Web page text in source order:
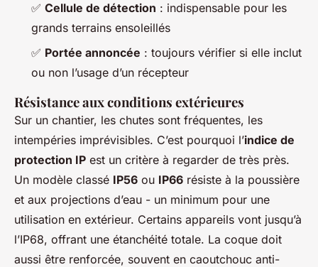
✅ Cellule de détection : indispensable pour les
grands terrains ensoleillés
✅ Portée annoncée : toujours vérifier si elle inclut
ou non l’usage d’un récepteur
Résistance aux conditions extérieures
Sur un chantier, les chutes sont fréquentes, les
intempéries imprévisibles. C’est pourquoi l’indice de
protection IP est un critère à regarder de très près.
Un modèle classé IP56 ou IP66 résiste à la poussière
et aux projections d’eau - un minimum pour une
utilisation en extérieur. Certains appareils vont jusqu’à
l’IP68, offrant une étanchéité totale. La coque doit
aussi être renforcée, souvent en caoutchouc anti-